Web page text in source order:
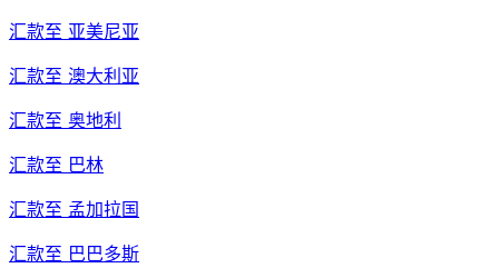
汇款至 亚美尼亚
汇款至 澳大利亚
汇款至 奥地利
汇款至 巴林
汇款至 孟加拉国
汇款至 巴巴多斯